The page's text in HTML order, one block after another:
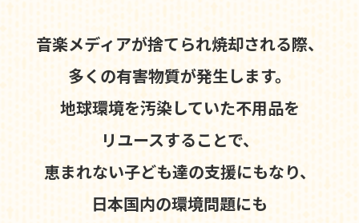
音楽メディアが捨てられ焼却される際、
多くの有害物質が発生します。
地球環境を汚染していた不用品を
リユースすることで、
恵まれない子ども達の支援にもなり、
日本国内の環境問題にも